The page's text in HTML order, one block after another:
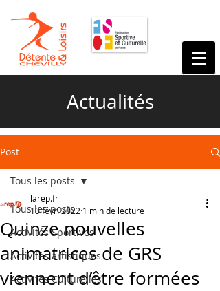
Actualités
Post
Tous les posts
Activités Sportives
Activités artistiques
Activités Culturelles
Tous les posts
Quinze nouvelles
animatrices de GRS
viennent d’être formées
larep.fr
10 févr. 2022 1 min de lecture